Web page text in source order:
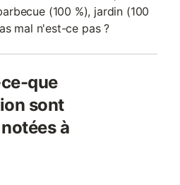
(100 %), jardin (100
mal n'est-ce pas ?
que
sont
à